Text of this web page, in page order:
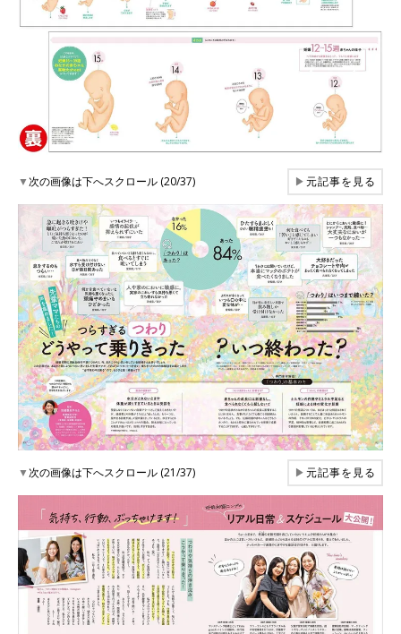
▼次の画像は下へスクロール (20/37) ▶元記事を見る
▼次の画像は下へスクロール (21/37) ▶元記事を見る